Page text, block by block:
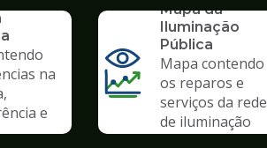
na
e
Mapa da
Iluminação
Pública
Mapa contendo
os reparos e
serviços da rede
de iluminação